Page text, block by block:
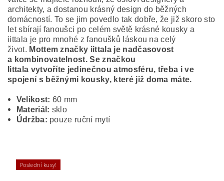
architekty, a dostanou krásný design do běžných
domácností. To se jim povedlo tak dobře, že již skoro sto
let sbírají fanoušci po celém světě krásné kousky a
iittala je pro mnohé z fanoušků láskou na celý
život. Mottem značky iittala je nadčasovost
a kombinovatelnost. Se značkou
Iittala vytvoříte jedinečnou atmosféru, třeba i ve
spojení s běžnými kousky, které již doma máte.
Velikost: 60 mm
Materiál: sklo
Údržba: pouze ruční mytí
Poslední kusy!